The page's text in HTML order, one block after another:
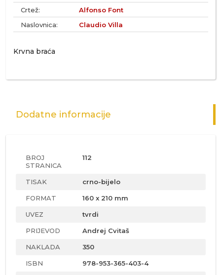
Crtež:
Alfonso Font
Naslovnica:
Claudio Villa
Krvna braća
Dodatne informacije
BROJ
STRANICA
112
TISAK crno-bijelo
FORMAT 160 x 210 mm
UVEZ tvrdi
PRIJEVOD Andrej Cvitaš
NAKLADA 350
ISBN 978-953-365-403-4